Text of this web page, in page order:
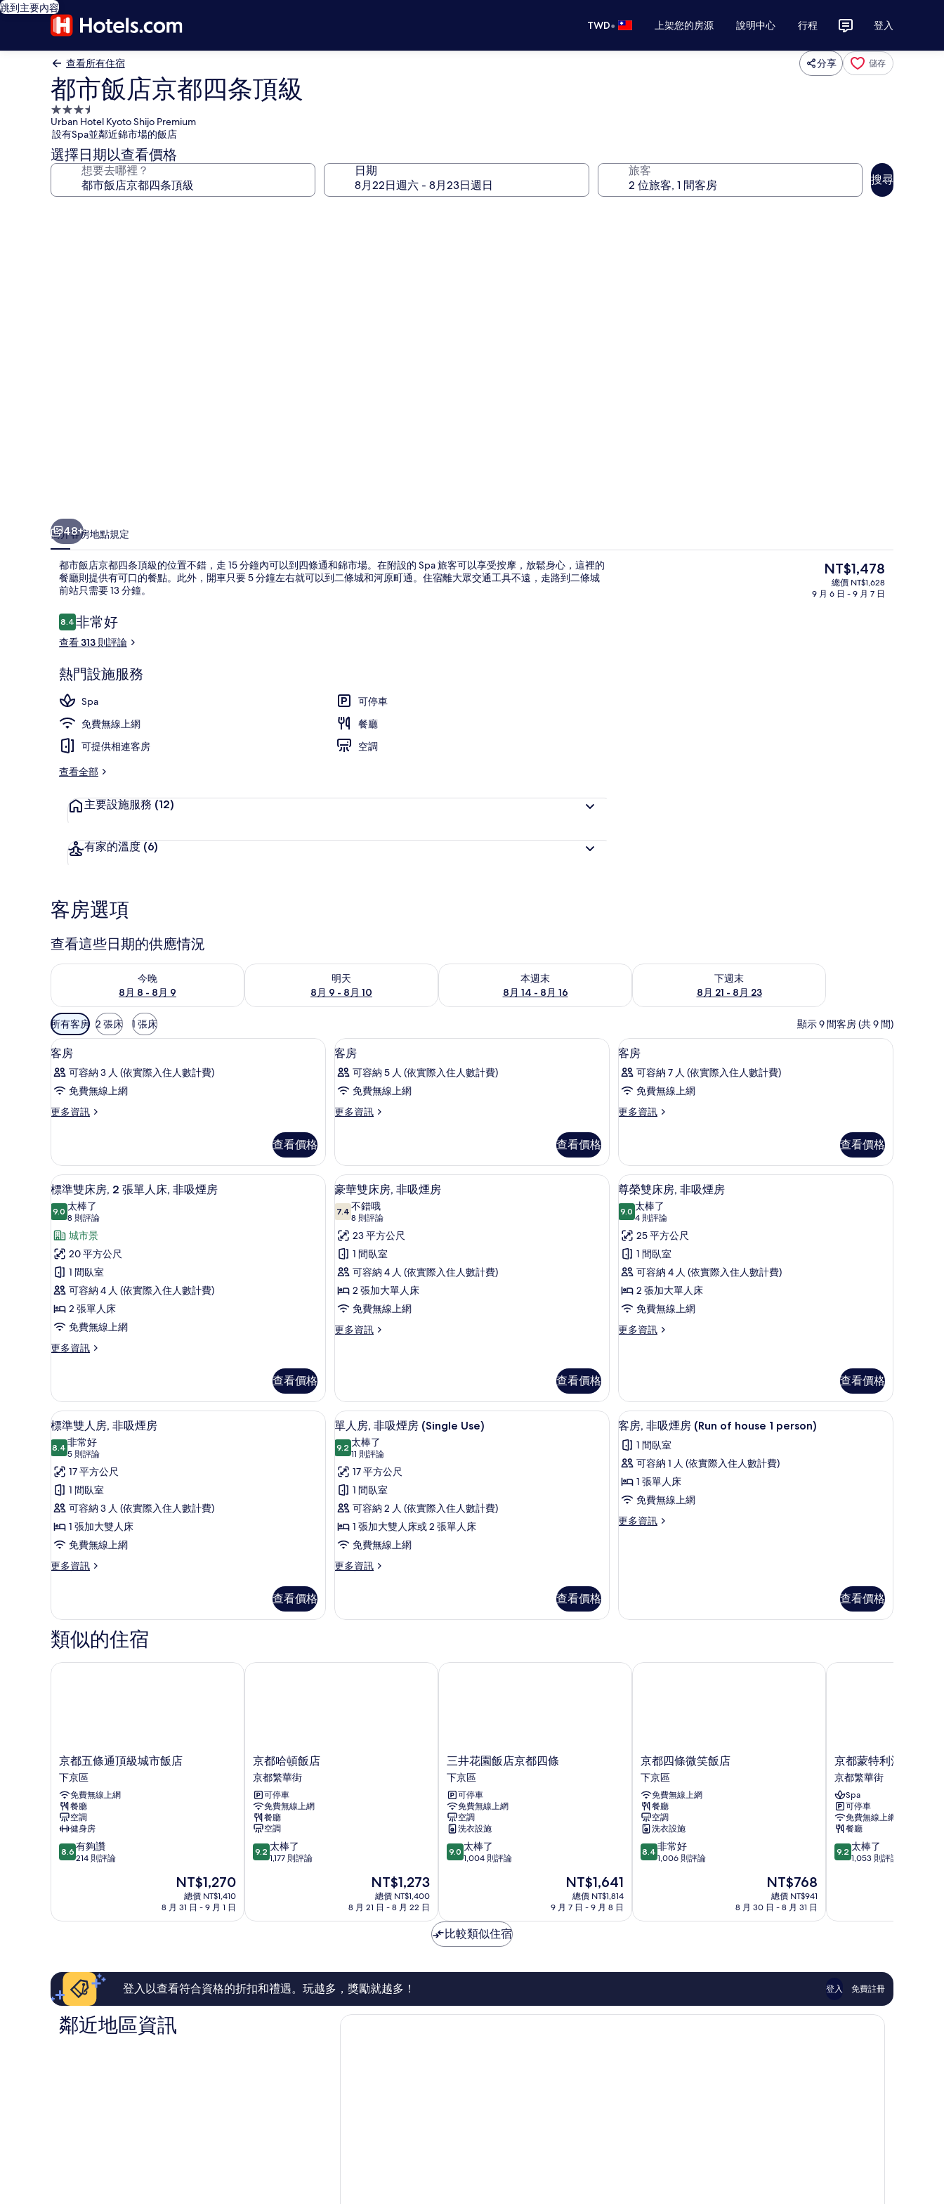
跳到主要內容
TWD• 上架您的房源 說明中心 行程 登入
查看所有住宿 分享 儲存
都市飯店京都四条頂級
3.5
星
級
住
宿
Urban Hotel Kyoto Shijo Premium
設有Spa並鄰近錦市場的飯店
選擇日期以查看價格
想要去哪裡？ 日期 旅客
搜尋
尊榮雙床房, 非吸煙房 | 書桌、熨斗/
48+
簡介客房地點規定
都市飯店京都四条頂級的位置不錯，走 15 分鐘內可以到四條通和錦市場。在附設的 Spa 旅客可以享受按摩，放鬆身心，這裡的
餐廳則提供有可口的餐點。此外，開車只要 5 分鐘左右就可以到二條城和河原町通。住宿離大眾交通工具不遠，走路到二條城
前站只需要 13 分鐘。
評
論
8.48.4 分，滿分 10 分，
非常好
查看 313 則評論
熱門設施服務
Spa
可停車
免費無線上網
餐廳
可提供相連客房
空調
查看全部
主要設施服務 (12)
有家的溫度 (6)
目
前
的
NT$1,478
總價 NT$1,628
9 月 6 日 - 9 月 7 日
客房選項
查看這些日期的供應情況
今晚
8月 8 - 8月 9
查看今晚 (8月 8 - 8月 9) 的供應情況
明天
8月 9 - 8月 10
查看明天 (8月 9 - 8月 10) 的供應情況
本週末
8月 14 - 8月 16
查看本週末 (8月 14 - 8月 16) 的供應情況
下週末
8月 21 - 8月 23
查看下週末 (8月 21 - 8月 23) 的供應情況
可
用
的
客
房
篩
選
所有客房 2 張床 1 張床 顯示 9 間客房 (共 9 間)
顯
示
客
的
有
相
片
書桌、熨斗/熨衣板、免費無線上網
2
客房
可容納 3 人 (依實際入住人數計費)
免費無線上網
更多資訊
更
的
詳
情
查看價格
顯
示
客
的
有
相
片
書桌、熨斗/熨衣板、免費無線上網
3
客房
可容納 5 人 (依實際入住人數計費)
免費無線上網
更多資訊
更
的
詳
情
查看價格
顯
示
客
的
有
相
片
書桌、熨斗/熨衣板、免費無線上網
4
客房
可容納 7 人 (依實際入住人數計費)
免費無線上網
更多資訊
更
的
詳
情
查看價格
顯
示
標
準
雙
床
房,
2
張
單
非
吸
煙
房
的
所
有
相
片
標準雙床房, 2 張單人床, 非吸煙房 | 書桌、熨斗/熨衣板、免費無線上網
4
標準雙床房, 2 張單人床, 非吸煙房
9.09.0 分，滿分 10 分
太棒了
8 則評論
(8
則
評
論)
城市景
20 平方公尺
1 間臥室
可容納 4 人 (依實際入住人數計費)
2 張單人床
免費無線上網
更多資訊
更
雙
床
房,
張
人
床,
非
吸
煙
的
詳
情
查看價格
顯
示
豪
華
雙
床
房,
非
吸
所
有
相
片
豪華雙床房, 非吸煙房 | 書桌、熨斗/熨衣板、免費無線上網
5
豪華雙床房, 非吸煙房
7.47.4 分，滿分 10 分
不錯哦
8 則評論
(8
則
評
論)
23 平方公尺
1 間臥室
可容納 4 人 (依實際入住人數計費)
2 張加大單人床
免費無線上網
更多資訊
更
床
房,
非
吸
煙
房
的
詳
情
查看價格
顯
示
尊
榮
雙
床
房,
非
吸
所
有
相
片
尊榮雙床房, 非吸煙房 | 書桌、熨斗/熨衣板、
4
尊榮雙床房, 非吸煙房
9.09.0 分，滿分 10 分
太棒了
4 則評論
(4
則
評
論)
25 平方公尺
1 間臥室
可容納 4 人 (依實際入住人數計費)
2 張加大單人床
免費無線上網
更多資訊
更
床
房,
非
吸
煙
房
的
詳
情
查看價格
顯
示
標
準
雙
人
房,
非
吸
的
所
相
標準雙人房, 非吸煙房 | 書桌、熨斗/熨衣板、免費無線上網
5
標準雙人房, 非吸煙房
8.48.4 分，滿分 10 分
非常好
5 則評論
(5
則
評
論)
17 平方公尺
1 間臥室
可容納 3 人 (依實際入住人數計費)
1 張加大雙人床
免費無線上網
更多資訊
更
雙
人
房,
非
吸
查看價格
顯
示
單
人
房,
非
吸
煙
房
的
書桌、熨斗/熨衣板、免費無線上網
3
單人房, 非吸煙房 (Single Use)
9.29.2 分，滿分 10 分
太棒了
11 則評論
(11
則
評
論)
17 平方公尺
1 間臥室
可容納 2 人 (依實際入住人數計費)
1 張加大雙人床或 2 張單人床
免費無線上網
更多資訊
更
房,
房
查看價格
顯
示
客
房,
非
煙
1
所
書桌、熨斗/熨衣板、免費無線上網
4
客房, 非吸煙房 (Run of house 1 person)
1 間臥室
可容納 1 人 (依實際入住人數計費)
1 張單人床
免費無線上網
更多資訊
更
房
(Run
1
person)
查看價格
類似的住宿
京
都
五
條
通
頂
級
城
市
區
京都五條通頂級城市飯店
下京區
免費無線上網
餐廳
空調
健身房
8.6
分，
有
則
論
8.6 有夠讚
214 則評論
現
在
價
NT$1,270
總價 NT$1,410
8 月 31 日 - 9 月 1 日
京都五條通頂級城市飯店
京
都
哈
頓
飯
店
京
都
繁
京都哈頓飯店
京都繁華街
可停車
免費無線上網
餐廳
空調
9.2
分，
太
則
評
論
9.2 太棒了
1,177 則評論
現
在
價
NT$1,273
總價 NT$1,400
8 月 21 日 - 8 月 22 日
京都哈頓飯店
三
井
花
園
飯
店
京
都
四
三井花園飯店京都四條
下京區
可停車
免費無線上網
空調
洗衣設施
9.0
分，
太
棒
了，
則
9.0 太棒了
1,004 則評論
現
在
價
NT$1,641
總價 NT$1,814
9 月 7 日 - 9 月 8 日
三井花園飯店京都四條
京
都
四
條
微
笑
飯
店
下
京都四條微笑飯店
下京區
免費無線上網
餐廳
空調
洗衣設施
8.4
分，
非
則
8.4 非常好
1,006 則評論
現
在
價
NT$768
總價 NT$941
8 月 30 日 - 8 月 31 日
京都四條微笑飯店
京
都
蒙
特
利
酒
店
京
都
京都蒙特利酒店
京都繁華街
Spa
可停車
免費無線上網
餐廳
9.2
分，
太
則
評
論
9.2 太棒了
1,053 則評論
京都蒙特利酒店
比較類似住宿
登入以查看符合資格的折扣和禮遇。玩越多，獎勵就越多！ 登入 免費註冊
鄰近地區資訊